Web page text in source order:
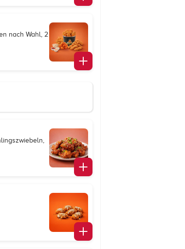
nach Wahl, 2